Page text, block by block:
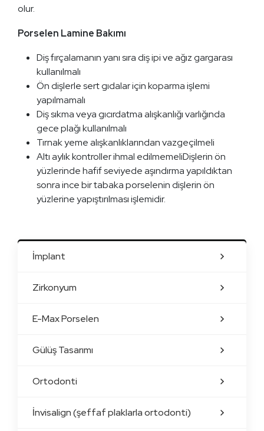
olur.
Porselen Lamine Bakımı
Diş fırçalamanın yanı sıra diş ipi ve ağız gargarası
kullanılmalı
Ön dişlerle sert gıdalar için koparma işlemi
yapılmamalı
Diş sıkma veya gıcırdatma alışkanlığı varlığında
gece plağı kullanılmalı
Tırnak yeme alışkanlıklarından vazgeçilmeli
Altı aylık kontroller ihmal edilmemeliDişlerin ön
yüzlerinde hafif seviyede aşındırma yapıldıktan
sonra ince bir tabaka porselenin dişlerin ön
yüzlerine yapıştırılması işlemidir.
İmplant
Zirkonyum
E-Max Porselen
Gülüş Tasarımı
Ortodonti
İnvisalign (şeffaf plaklarla ortodonti)